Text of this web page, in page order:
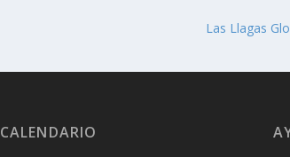
Las Llagas
CALENDARIO